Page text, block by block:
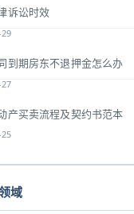
诉讼时效
到期房东不退押金怎么办
产买卖流程及契约书范本
域